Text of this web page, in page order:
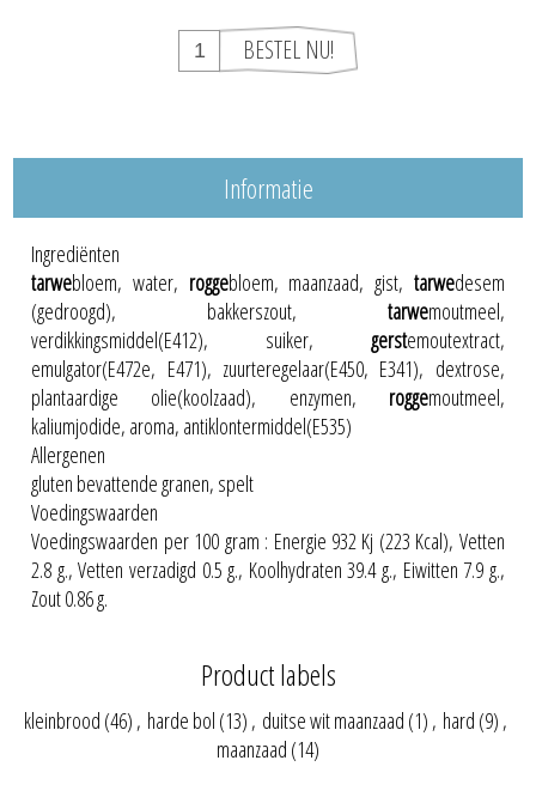
Informatie
Ingrediënten
tarwebloem, water, roggebloem, maanzaad, gist, tarwedesem
(gedroogd), bakkerszout, tarwemoutmeel,
verdikkingsmiddel(E412), suiker, gerstemoutextract,
emulgator(E472e, E471), zuurteregelaar(E450, E341), dextrose,
plantaardige olie(koolzaad), enzymen, roggemoutmeel,
kaliumjodide, aroma, antiklontermiddel(E535)
Allergenen
gluten bevattende granen, spelt
Voedingswaarden
Voedingswaarden per 100 gram : Energie 932 Kj (223 Kcal), Vetten
2.8 g., Vetten verzadigd 0.5 g., Koolhydraten 39.4 g., Eiwitten 7.9 g.,
Zout 0.86 g.
Product labels
kleinbrood (46) , harde bol (13) , duitse wit maanzaad (1) , hard (9) ,
maanzaad (14)